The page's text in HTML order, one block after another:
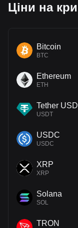
самостійно
перевірки часом.
Ціни на
Bitcoin
BTC
Ethereum
ETH
Tether
USDT
USDC
USDC
XRP
XRP
Solana
SOL
TRON